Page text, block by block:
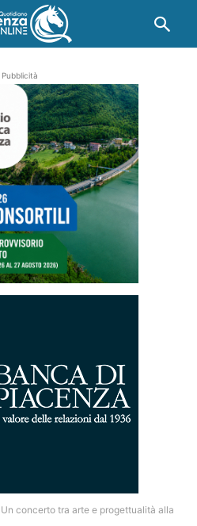
Pubblicità
Un concerto tra arte e progettualità alla